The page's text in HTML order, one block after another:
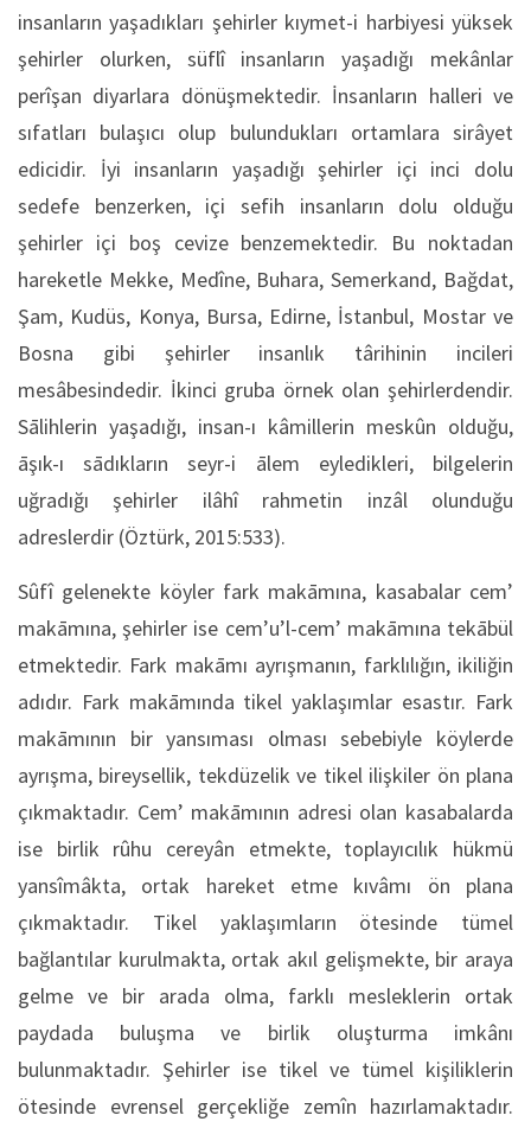
insanların yaşadıkları şehirler kıymet-i harbiyesi yüksek
şehirler olurken, süflî insanların yaşadığı mekânlar
perîşan diyarlara dönüşmektedir. İnsanların halleri ve
sıfatları bulaşıcı olup bulundukları ortamlara sirâyet
edicidir. İyi insanların yaşadığı şehirler içi inci dolu
sedefe benzerken, içi sefih insanların dolu olduğu
şehirler içi boş cevize benzemektedir. Bu noktadan
hareketle Mekke, Medîne, Buhara, Semerkand, Bağdat,
Şam, Kudüs, Konya, Bursa, Edirne, İstanbul, Mostar ve
Bosna gibi şehirler insanlık târihinin incileri
mesâbesindedir. İkinci gruba örnek olan şehirlerdendir.
Sālihlerin yaşadığı, insan-ı kâmillerin meskûn olduğu,
āşık-ı sādıkların seyr-i ālem eyledikleri, bilgelerin
uğradığı şehirler ilâhî rahmetin inzâl olunduğu
adreslerdir (Öztürk, 2015:533).
Sûfî gelenekte köyler fark makāmına, kasabalar cem’
makāmına, şehirler ise cem’u’l-cem’ makāmına tekābül
etmektedir. Fark makāmı ayrışmanın, farklılığın, ikiliğin
adıdır. Fark makāmında tikel yaklaşımlar esastır. Fark
makāmının bir yansıması olması sebebiyle köylerde
ayrışma, bireysellik, tekdüzelik ve tikel ilişkiler ön plana
çıkmaktadır. Cem’ makāmının adresi olan kasabalarda
ise birlik rûhu cereyân etmekte, toplayıcılık hükmü
yansîmâkta, ortak hareket etme kıvâmı ön plana
çıkmaktadır. Tikel yaklaşımların ötesinde tümel
bağlantılar kurulmakta, ortak akıl gelişmekte, bir araya
gelme ve bir arada olma, farklı mesleklerin ortak
paydada buluşma ve birlik oluşturma imkânı
bulunmaktadır. Şehirler ise tikel ve tümel kişiliklerin
ötesinde evrensel gerçekliğe zemîn hazırlamaktadır.